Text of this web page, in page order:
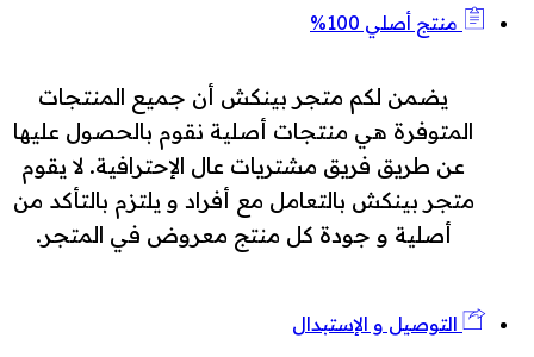
منتج أصلي 100%
يضمن لكم متجر بينكش أن جميع المنتجات
المتوفرة هي منتجات أصلية نقوم بالحصول عليها
عن طريق فريق مشتريات عال الإحترافية. لا يقوم
متجر بينكش بالتعامل مع أفراد و يلتزم بالتأكد من
أصلية و جودة كل منتج معروض في المتجر.
التوصيل و الإستبدال